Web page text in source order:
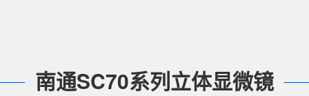
南通SC70系列立体显微镜